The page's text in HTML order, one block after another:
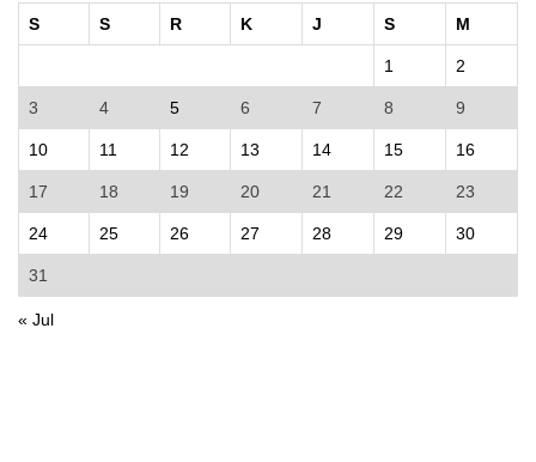
S S R K J S M
1 2
3 4 5 6 7 8 9
10 11 12 13 14 15 16
17 18 19 20 21 22 23
24 25 26 27 28 29 30
31
« Jul